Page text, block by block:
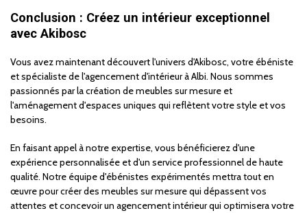
Conclusion : Créez un intérieur exceptionnel
avec Akibosc
Vous avez maintenant découvert l'univers d'Akibosc, votre ébéniste
et spécialiste de l'agencement d'intérieur à Albi. Nous sommes
passionnés par la création de meubles sur mesure et
l'aménagement d'espaces uniques qui reflètent votre style et vos
besoins.
En faisant appel à notre expertise, vous bénéficierez d'une
expérience personnalisée et d'un service professionnel de haute
qualité. Notre équipe d'ébénistes expérimentés mettra tout en
œuvre pour créer des meubles sur mesure qui dépassent vos
attentes et concevoir un agencement intérieur qui optimisera votre